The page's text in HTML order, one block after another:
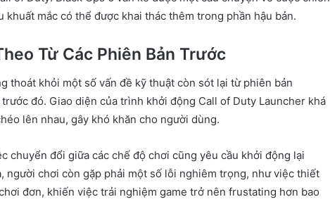
mắc có thể được khai thác thêm trong phần hậu bản.
Từ Các Phiên Bản Trước
thoát khỏi một số vấn đề kỹ thuật còn sót lại từ phiên bản
đó. Giao diện của trình khởi động Call of Duty Launcher khá
lên nhau, gây khó khăn cho người dùng.
chuyển đổi giữa các chế độ chơi cũng yêu cầu khởi động lại
người chơi còn gặp phải một số lỗi nghiêm trọng, như việc thiết
đơn, khiến việc trải nghiệm game trở nên frustating hơn bao